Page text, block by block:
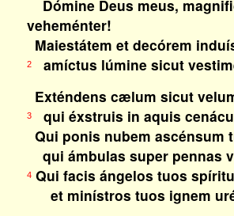
Dómine Deus meus,
veheménter!
Maiestátem et decórem
2amíctus lúmine sicut
Exténdens cælum sicut
3qui éxstruis in aquis
Qui ponis nubem ascénsum
qui ámbulas super pennas
4Qui facis ángelos tuos
et minístros tuos ignem